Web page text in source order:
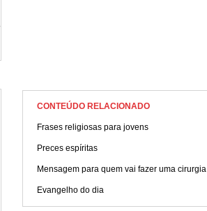
CONTEÚDO RELACIONADO
Frases religiosas para jovens
Preces espíritas
Mensagem para quem vai fazer uma cirurgia
Evangelho do dia